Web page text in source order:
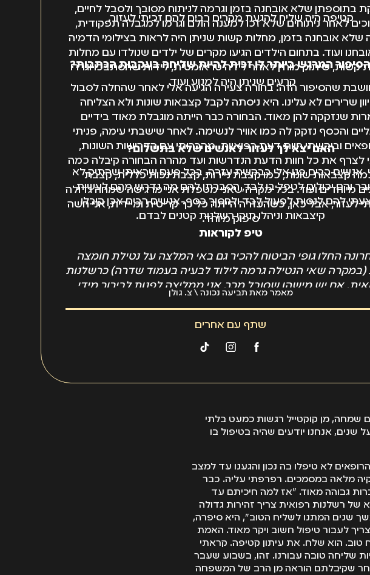
בתוספתן שלא אובחנה בזמן וגרמה לניתוח מסובך ולסבל לחיים,
לאחר ניתוחים שלא זכו למענה הולם וגרמו למגבלה תפקודית,
שלא אובחנה בזמן, מחלות קשות שניתן היה לראות בצילומי הדמיה
ועוד. בתחום הילדים הגיעו מקרים של ילדים שנולדו עם מחלות
קשות, שיתוק מוחין לאחר לידה טראומטית, לידות שהסתבכו וגררו
קרעים שניתן היה למנוע ועוד.
קטיפה היה שליח להגעת מקרים רבים להם זכיתי לעזור.
המרגש ביותר לו זכית להיות שליחה בעקבות הכתבות?
שהסיפור הזה: בחורה צעירה הגיעה אלי לאחר שהחלה לסבול
שרירים לא עלינו. היא ניסתה לקבל קצבאות שונות ולא הצליחה
שנזקקה להן מאוד. הבחורה כבר הייתה מוגבלת מאוד בידיים
והכסף נזקק לה כמו אוויר לנשימה. לאחר שישבתי עימה, פניתי
וביקשתי חוות דעת רפואיות. מהכרותי עם הדרישות השונות,
לצרף את כל חוות הדעת הנדרשות ועד מהרה הבחורה קיבלה כמה
קצבאות שונות, כמו קצבת ניירות, קצבת נכות כללית, קצבת
מיוחדים ועוד. בכל מקרה שאני מטפלת אני מרגישה שמחה גדולה
לעזור, אבל כאן, כשהעזרה הייתה כל כך קריטית ומיידית, אני חשה
סיפוק מיוחד.
האם יצא לך לעזור לאנשים שלא בתשלום?
אנשים רבים פנו אלי בבקשת עזרה. בכל פעם שראיתי שהתיק לא
והם יכולים לטפל בו לבד, הסברתי להם מה נדרש מהם לעשות
להם לנסות לפעול לבד ולחסוך כסף. אנשים רבים אכן קיבלו
קיצבאות וניהלו תיקי רשלנות קטנים לבדם.
טיפ לקוראות
החלו גופי הביטוח להכיר גם באי המלצה על נטילת חומצה
(במקרה שאי הנטילה גרמה לילוד לבעיה בעמוד שדרה) כרשלנות
אם יש מישהו שסובל מכך, אני ממליצה לפנות לבירור מידי
לפני שיחול על המקרה חוק ההתיישנות.
מאמר מאת תביעה נכונה \ צ. גולן
שתף עם אחרים
שמחה, מן קוקטייל רגשות כמעט בלתי
שנים, אנחנו יודעים שהיה בטיפול בו
לא טיפלו בה נכון והגענו עד למצב
מלאה במסמכים. רפרפתי עליה. כבר
גבוהה מאוד. "אז למה חיכיתם עד
של רשלנות רפואית צריך זהירות גדולה
שנים המתנו לשליח הטוב", היא סיפרה,
לעבור טיפול חשוב ויקר מאוד. האמת
טוב. הוא שלח. את עיתון קטיפה. קראתי
שליחה טובה עבורנו. זהו, בשבוע שעבר
שקיבלתם הוראה מן הרב של המשפחה